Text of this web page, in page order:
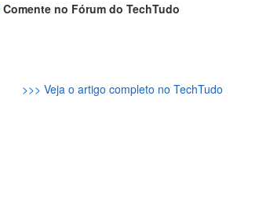
Comente no Fórum do TechTudo
>>> Veja o artigo completo no TechTudo